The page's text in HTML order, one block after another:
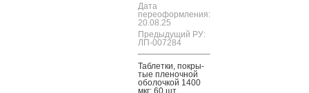
Дата
переоформления:
20.08.25
Предыдущий РУ:
ЛП-007284
Таб­летки, пок­ры­
тые пле­ноч­ной
обо­лоч­кой 1400
мкг: 60 шт.